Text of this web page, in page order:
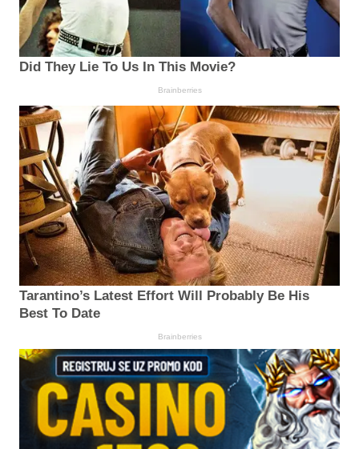
Did They Lie To Us In This Movie?
Brainberries
Tarantino’s Latest Effort Will Probably Be His
Best To Date
Brainberries